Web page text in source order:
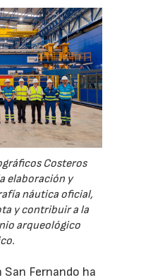
Costeros
elaboración y
náutica oficial,
y contribuir a la
arqueológico
San Fernando ha